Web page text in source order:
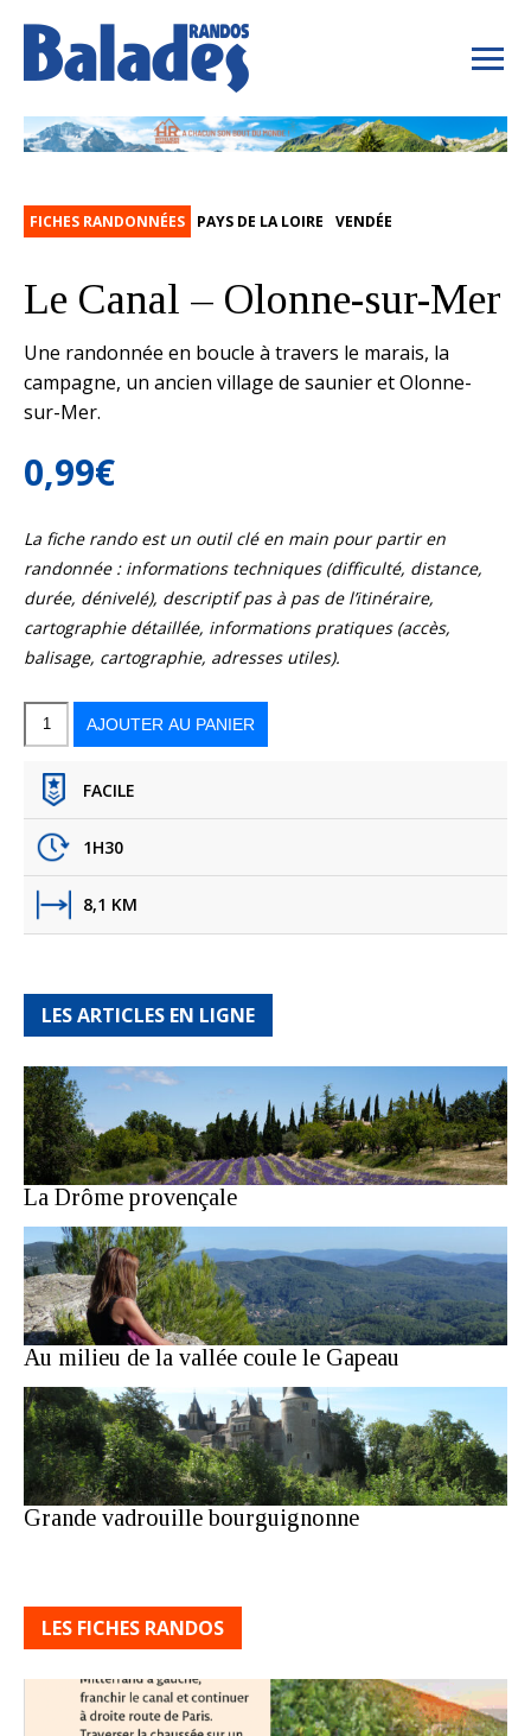
FICHES RANDONNÉES PAYS DE LA LOIRE VENDÉE
Le Canal – Olonne-sur-Mer
Une randonnée en boucle à travers le marais, la
campagne, un ancien village de saunier et Olonne-
sur-Mer.
0,99€
La fiche rando est un outil clé en main pour partir en
randonnée : informations techniques (difficulté, distance,
durée, dénivelé), descriptif pas à pas de l’itinéraire,
cartographie détaillée, informations pratiques (accès,
balisage, cartographie, adresses utiles).
quantité
sur-
AJOUTER AU PANIER
FACILE
1H30
8,1 KM
LES ARTICLES EN LIGNE
La Drôme provençale
Au milieu de la vallée coule le Gapeau
Grande vadrouille bourguignonne
LES FICHES RANDOS